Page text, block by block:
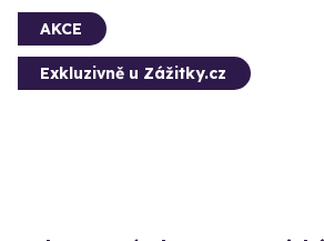
AKCE
Exkluzivně u Zážitky.cz